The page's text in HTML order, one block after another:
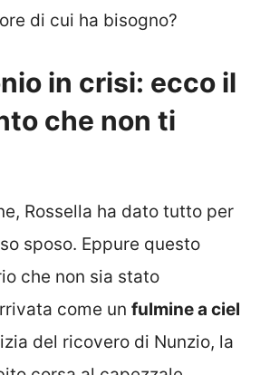
di cui ha bisogno?
in crisi: ecco il
che non ti
Rossella ha dato tutto per
sposo. Eppure questo
che non sia stato
come un fulmine a ciel
del ricovero di Nunzio, la